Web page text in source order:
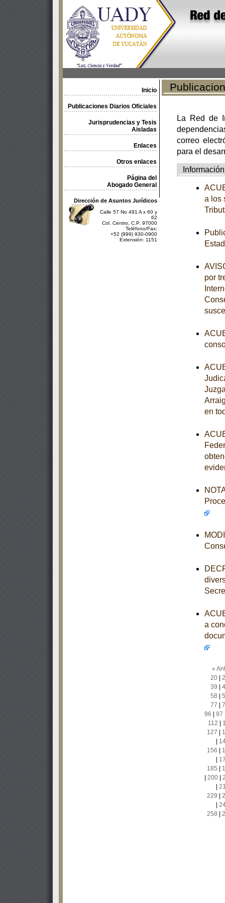
Inicio
Publicaciones Diarios Oficiales
Jurisprudencias y Tesis
Aisladas
Enlaces
Otros enlaces
Página del
Abogado General
Dirección de Asuntos Jurídicos
Calle 57 No 491 A x 60 y
62
Col. Centro, C.P. 97000
Teléfono/Fax:
+52 (999) 930-0900
Extensión: 1151
La Red de
correo
para el
Información
a los
por
en
a
«
20|
39
58
77
96
97
112
127
156
185
200|
229
258